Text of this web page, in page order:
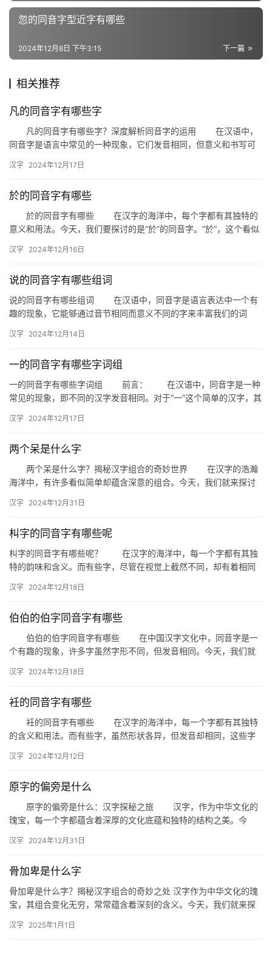
词
词
词
拼
忽的同音字型近字有哪些
下一篇
2024年12月8日 下午3:15
相关推荐
凡的同音字有哪些字
凡的同音字有哪些字？深度解析同音字的运用 在汉语中，
同音字是语言中常见的一种现象，它们发音相同，但意义和书写可
它…
汉字 2024年12月17日
於的同音字有哪些
於的同音字有哪些 在汉字的海洋中，每个字都有其独特的
意义和用法。今天，我们要探讨的是“於”的同音字。“於”，这个看似
汉字 2024年12月16日
说的同音字有哪些组词
说的同音字有哪些组词 在汉语中，同音字是语言表达中一个有
趣的现象，它能够通过音节相同而意义不同的字来丰富我们的词
可…
汉字 2024年12月14日
一的同音字有哪些字词组
一的同音字有哪些字词组 前言： 在汉语中，同音字是一种
常见的现象，即不同的汉字发音相同。对于“一”这个简单的汉字，其
汉字 2024年12月17日
两个呆是什么字
两个呆是什么字？揭秘汉字组合的奇妙世界 在汉字的浩瀚
海洋中，有许多看似简单却蕴含深意的组合。今天，我们就来探讨
对汉…
汉字 2024年12月31日
朻字的同音字有哪些呢
朻字的同音字有哪些呢？ 在汉字的海洋中，每一个字都有其独
特的韵味和含义。而有些字，尽管在视觉上截然不同，却有着相同
在日…
汉字 2024年12月18日
伯伯的伯字同音字有哪些
伯伯的伯字同音字有哪些 在中国汉字文化中，同音字是一
个有趣的现象，许多字虽然字形不同，但发音相同。今天，我们就
汉字 2024年12月18日
衽的同音字有哪些
衽的同音字有哪些 在汉字的海洋中，每一个字都有其独特
的含义和用法。而有些字，虽然形状各异，但发音却相同，这些字
音…
汉字 2024年12月12日
原字的偏旁是什么
原字的偏旁是什么：汉字探秘之旅 汉字，作为中华文化的
瑰宝，每一个字都蕴含着深厚的文化底蕴和独特的结构之美。今
——原…
汉字 2024年12月31日
骨加卑是什么字
骨加卑是什么字？揭秘汉字组合的奇妙之处 汉字作为中华文化的瑰
宝，其组合变化无穷，常常蕴含着深刻的含义。今天，我们就来探
爱…
汉字 2025年1月1日